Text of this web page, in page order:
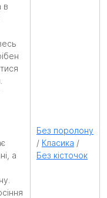
в
а
Без поролону
/ Класика /
Без кісточок